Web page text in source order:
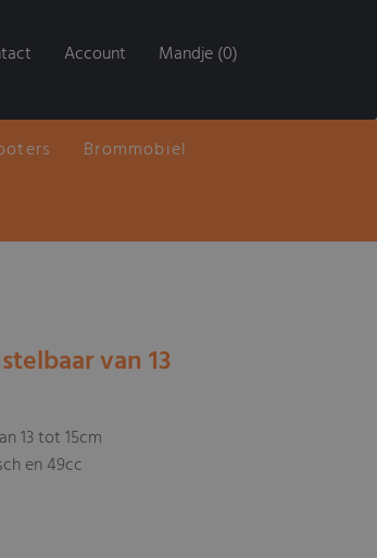
Account Mandje (0)
Brommobiel
van 13
13 tot 15cm
en 49cc